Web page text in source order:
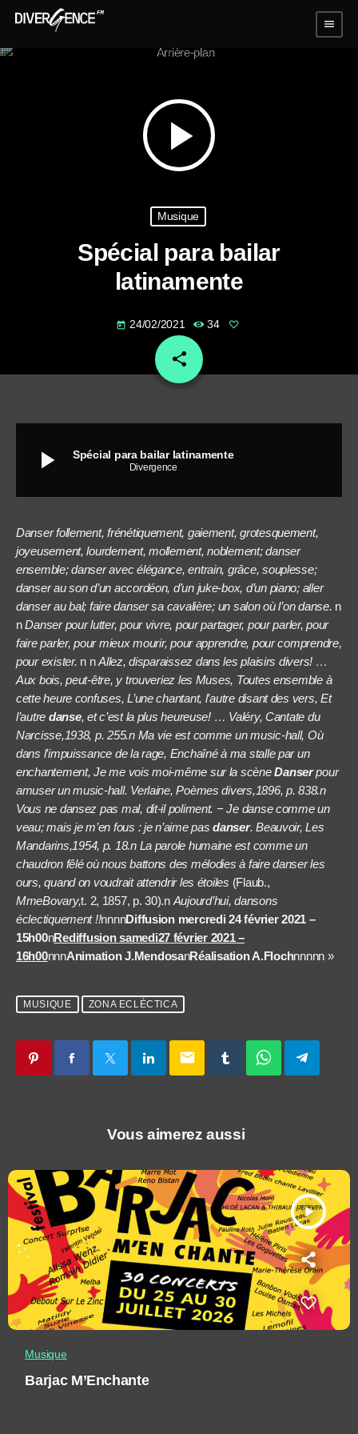
menu
play_arrow
Musique
Spécial para bailar
latinamente
today 24/02/2021 34
share
email
play_arrow Spécial para bailar latinamente
Divergence
Danser follement, frénétiquement, gaiement, grotesquement,
joyeusement, lourdement, mollement, noblement; danser
ensemble; danser avec élégance, entrain, grâce, souplesse;
danser au son d’un accordéon, d’un juke-box, d’un piano; aller
danser au bal; faire danser sa cavalière; un salon où l’on danse. n
nDanser pour lutter, pour vivre, pour partager, pour parler, pour
faire parler, pour mieux mourir, pour apprendre, pour comprendre,
pour exister. n nAllez, disparaissez dans les plaisirs divers! …
Aux bois, peut-être, y trouveriez les Muses, Toutes ensemble à
cette heure confuses, L’une chantant, l’autre disant des vers, Et
l’autre danse, et c’est la plus heureuse! … Valéry, Cantate du
Narcisse,1938, p. 255.n Ma vie est comme un music-hall, Où
dans l’impuissance de la rage, Enchaîné à ma stalle par un
enchantement, Je me vois moi-même sur la scèneDanserpour
amuser un music-hall. Verlaine, Poèmes divers,1896, p. 838.n
Vous ne dansez pas mal, dit-il poliment. − Je danse comme un
veau; mais je m’en fous : je n’aime pasdanser.Beauvoir, Les
Mandarins,1954, p. 18.n La parole humaine est comme un
chaudron fêlé où nous battons des mélodies à faire danser les
ours, quand on voudrait attendrir les étoiles (Flaub.,
MmeBovary,t. 2, 1857, p. 30).n Aujourd’hui, dansons
éclectiquement !!nnnnDiffusion mercredi 24 février 2021 –
15h00nRediffusion samedi27 février 2021 –
16h00nnnAnimation J.MendosanRéalisation A.Flochnnnnn »
MUSIQUE ZONA ECLÉCTICA
email
Vous aimerez aussi
play_arrow
Musique
Barjac M’Enchante